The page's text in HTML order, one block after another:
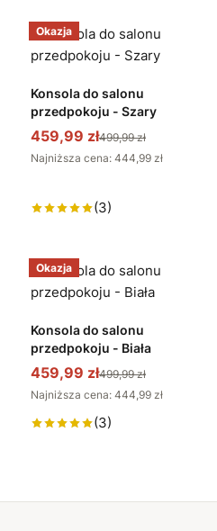
Okazja
Konsola do salonu
przedpokoju - Szary
459,99 zł499,99 zł
Najniższa cena: 444,99 zł
(3)
Okazja
Konsola do salonu
przedpokoju - Biała
459,99 zł499,99 zł
Najniższa cena: 444,99 zł
(3)